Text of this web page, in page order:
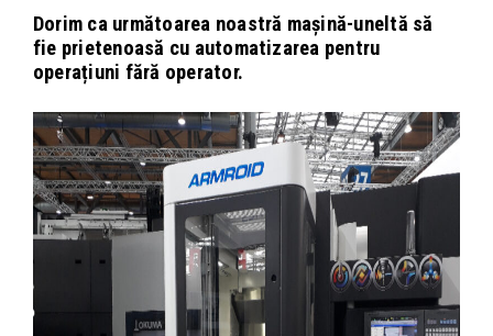
Dorim ca următoarea noastră mașină-uneltă să
fie prietenoasă cu automatizarea pentru
operațiuni fără operator.